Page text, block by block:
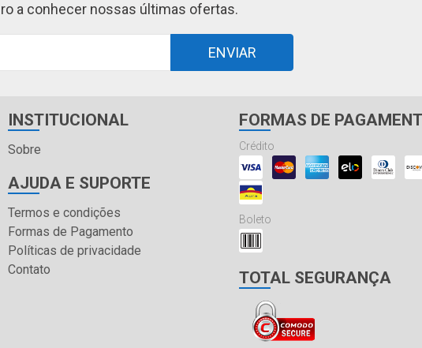
a conhecer nossas últimas ofertas.
ENVIAR
INSTITUCIONAL
Sobre
AJUDA E SUPORTE
Termos e condições
Formas de Pagamento
Políticas de privacidade
Contato
FORMAS DE
Crédito
Boleto
TOTAL SEGURANÇA